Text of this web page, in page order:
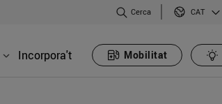
Cerca CAT
Incorpora't Mobilitat